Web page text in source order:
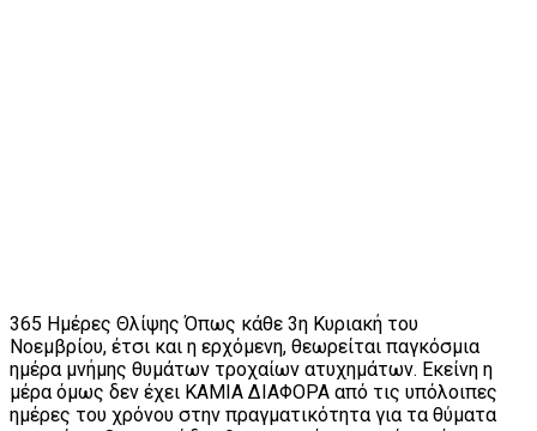
365 Ημέρες Θλίψης Όπως κάθε 3η Κυριακή του
Νοεμβρίου, έτσι και η ερχόμενη, θεωρείται παγκόσμια
ημέρα μνήμης θυμάτων τροχαίων ατυχημάτων. Εκείνη η
μέρα όμως δεν έχει ΚΑΜΙΑ ΔΙΑΦΟΡΑ από τις υπόλοιπες
ημέρες του χρόνου στην πραγματικότητα για τα θύματα